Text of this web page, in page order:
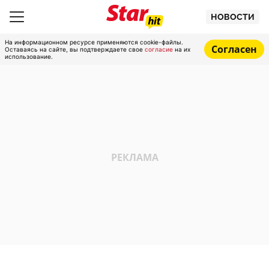
НОВОСТИ
На информационном ресурсе применяются cookie-файлы.
Оставаясь на сайте, вы подтверждаете свое согласие на их
использование.
Согласен